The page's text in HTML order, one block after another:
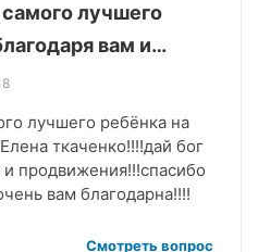
лучшего
вам и…
лучшего ребёнка на
ткаченко!!!!дай бог
и продвижения!!!спасибо
вам благодарна!!!!
Смотреть вопрос